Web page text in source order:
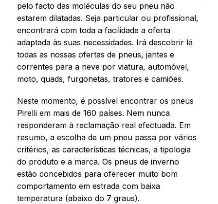
pelo facto das moléculas do seu pneu não
estarem dilatadas. Seja particular ou profissional,
encontrará com toda a facilidade a oferta
adaptada às suas necessidades. Irá descobrir lá
todas as nossas ofertas de pneus, jantes e
correntes para a neve por viatura, automóvel,
moto, quads, furgonetas, tratores e camiões.
Neste momento, é possível encontrar os pneus
Pirelli em mais de 160 países. Nem nunca
responderam à reclamação real efectuada. Em
resumo, a escolha de um pneu passa por vários
critérios, as características técnicas, a tipologia
do produto e a marca. Os pneus de inverno
estão concebidos para oferecer muito bom
comportamento em estrada com baixa
temperatura (abaixo do 7 graus).